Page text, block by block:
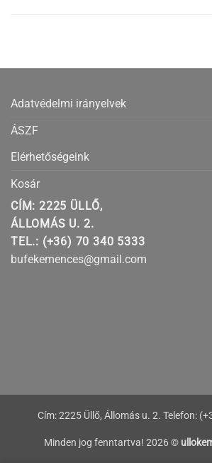
Adatvédelmi irányelvek
ÁSZF
Elérhetőségeink
Kosár
CÍM: 2225 ÜLLŐ,
ÁLLOMÁS U. 2.
TEL.: (+36) 70 340 5333
bufekemences@gmail.com
Cím: 2225 Üllő, Állomás u. 2. Telefon:
Minden jog fenntartva! 2026 ©